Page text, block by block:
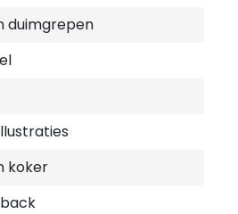
duimgrepen
koker